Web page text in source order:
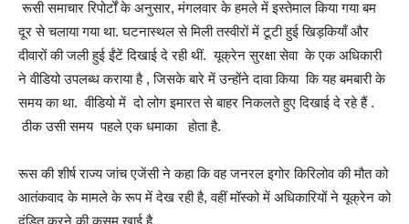
रूसी समाचार रिपोर्टों के अनुसार, मंगलवार के हमले में इस्तेमाल किया गया बम
दूर से चलाया गया था. घटनास्थल से मिली तस्वीरों में टूटी हुई खिड़कियाँ और
दीवारों की जली हुई ईंटें दिखाई दे रही थीं. यूक्रेन सुरक्षा सेवा के एक अधिकारी
ने वीडियो उपलब्ध कराया है , जिसके बारे में उन्होंने दावा किया कि यह बमबारी के
समय का था. वीडियो में दो लोग इमारत से बाहर निकलते हुए दिखाई दे रहे हैं .
ठीक उसी समय पहले एक धमाका होता है.
रूस की शीर्ष राज्य जांच एजेंसी ने कहा कि वह जनरल इगोर किरिलोव की मौत को
आतंकवाद के मामले के रूप में देख रही है, वहीं मॉस्को में अधिकारियों ने यूक्रेन को